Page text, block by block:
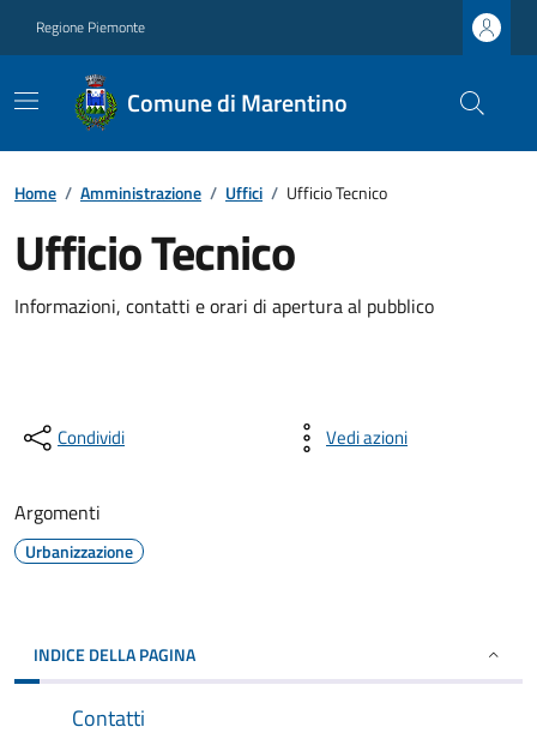
Regione Piemonte
Comune di Marentino
Home / Amministrazione / Uffici / Ufficio Tecnico
Ufficio Tecnico
Informazioni, contatti e orari di apertura al pubblico
Condividi Vedi azioni
Argomenti
Urbanizzazione
INDICE DELLA PAGINA
Contatti